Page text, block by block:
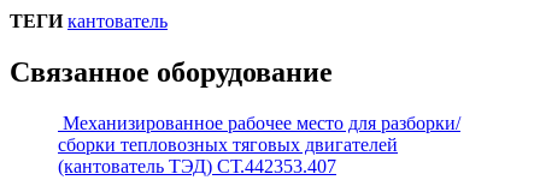
ТЕГИ кантователь
Связанное оборудование
Механизированное рабочее место для разборки/
сборки тепловозных тяговых двигателей
(кантователь ТЭД) СТ.442353.407